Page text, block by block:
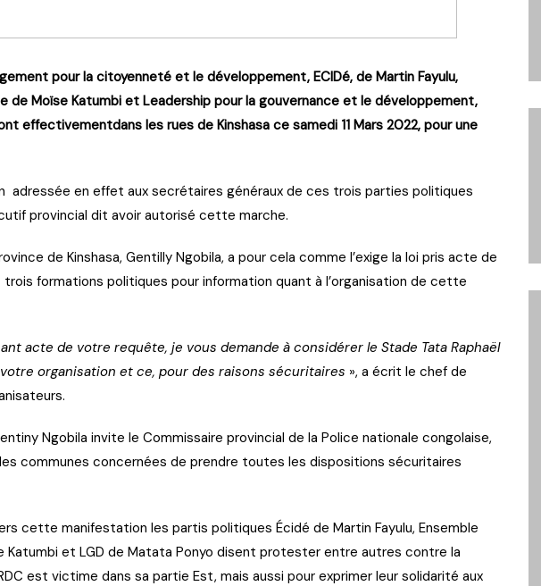
pour la citoyenneté et le développement, ECIDé, de Martin Fayulu,
de Moïse Katumbi et Leadership pour la gouvernance et le développement,
effectivementdans les rues de Kinshasa ce samedi 11 Mars 2022, pour une
adressée en effet aux secrétaires généraux de ces trois parties politiques
provincial dit avoir autorisé cette marche.
de Kinshasa, Gentilly Ngobila, a pour cela comme l’exige la loi pris acte de
formations politiques pour information quant à l’organisation de cette
acte de votre requête, je vous demande à considérer le Stade Tata Raphaël
organisation et ce, pour des raisons sécuritaires », a écrit le chef de
Ngobila invite le Commissaire provincial de la Police nationale congolaise,
communes concernées de prendre toutes les dispositions sécuritaires
cette manifestation les partis politiques Écidé de Martin Fayulu, Ensemble
Katumbi et LGD de Matata Ponyo disent protester entre autres contre la
est victime dans sa partie Est, mais aussi pour exprimer leur solidarité aux